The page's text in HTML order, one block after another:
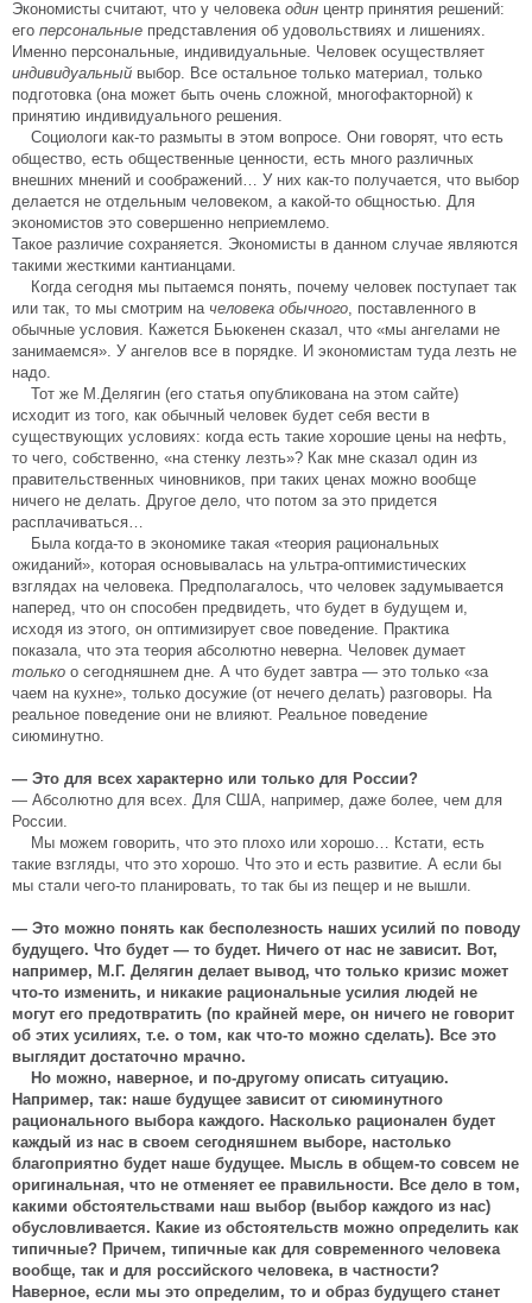
Экономисты считают, что у человека один центр принятия решений:
его персональные представления об удовольствиях и лишениях.
Именно персональные, индивидуальные. Человек осуществляет
индивидуальный выбор. Все остальное только материал, только
подготовка (она может быть очень сложной, многофакторной) к
принятию индивидуального решения.
Социологи как-то размыты в этом вопросе. Они говорят, что есть
общество, есть общественные ценности, есть много различных
внешних мнений и соображений… У них как-то получается, что выбор
делается не отдельным человеком, а какой-то общностью. Для
экономистов это совершенно неприемлемо.
Такое различие сохраняется. Экономисты в данном случае являются
такими жесткими кантианцами.
Когда сегодня мы пытаемся понять, почему человек поступает так
или так, то мы смотрим на человека обычного, поставленного в
обычные условия. Кажется Бьюкенен сказал, что «мы ангелами не
занимаемся». У ангелов все в порядке. И экономистам туда лезть не
надо.
Тот же М.Делягин (его статья опубликована на этом сайте)
исходит из того, как обычный человек будет себя вести в
существующих условиях: когда есть такие хорошие цены на нефть,
то чего, собственно, «на стенку лезть»? Как мне сказал один из
правительственных чиновников, при таких ценах можно вообще
ничего не делать. Другое дело, что потом за это придется
расплачиваться…
Была когда-то в экономике такая «теория рациональных
ожиданий», которая основывалась на ультра-оптимистических
взглядах на человека. Предполагалось, что человек задумывается
наперед, что он способен предвидеть, что будет в будущем и,
исходя из этого, он оптимизирует свое поведение. Практика
показала, что эта теория абсолютно неверна. Человек думает
только о сегодняшнем дне. А что будет завтра — это только «за
чаем на кухне», только досужие (от нечего делать) разговоры. На
реальное поведение они не влияют. Реальное поведение
сиюминутно.
— Это для всех характерно или только для России?
— Абсолютно для всех. Для США, например, даже более, чем для
России.
Мы можем говорить, что это плохо или хорошо… Кстати, есть
такие взгляды, что это хорошо. Что это и есть развитие. А если бы
мы стали чего-то планировать, то так бы из пещер и не вышли.
— Это можно понять как бесполезность наших усилий по поводу
будущего. Что будет — то будет. Ничего от нас не зависит. Вот,
например, М.Г. Делягин делает вывод, что только кризис может
что-то изменить, и никакие рациональные усилия людей не
могут его предотвратить (по крайней мере, он ничего не говорит
об этих усилиях, т.е. о том, как что-то можно сделать). Все это
выглядит достаточно мрачно.
Но можно, наверное, и по-другому описать ситуацию.
Например, так: наше будущее зависит от сиюминутного
рационального выбора каждого. Насколько рационален будет
каждый из нас в своем сегодняшнем выборе, настолько
благоприятно будет наше будущее. Мысль в общем-то совсем не
оригинальная, что не отменяет ее правильности. Все дело в том,
какими обстоятельствами наш выбор (выбор каждого из нас)
обусловливается. Какие из обстоятельств можно определить как
типичные? Причем, типичные как для современного человека
вообще, так и для российского человека, в частности?
Наверное, если мы это определим, то и образ будущего станет